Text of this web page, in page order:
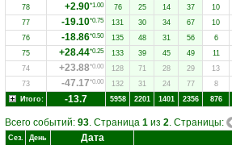
78
+2.90*1.00 76 25 14 37 10
77
-19.10*0.75 131 30 34 67 10
76
-18.86*0.50 135 48 31 56 6
75
+28.44*0.25 133 39 45 49 11
74
+23.88*0.00 128 71 28 29 13
73
-47.17*0.00 132 31 24 77 8
Итого:
-13.7 5958 2201 1401 2356 876
Всего событий: 93. Страница 1 из 2. Страницы:
Сез. День Дата